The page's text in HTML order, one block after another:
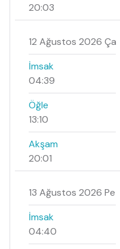
20:03
12 Ağustos 2026 Ça
İmsak
04:39
Öğle
13:10
Akşam
20:01
13 Ağustos 2026 Pe
İmsak
04:40